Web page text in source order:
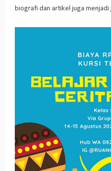
biografi dan artikel juga